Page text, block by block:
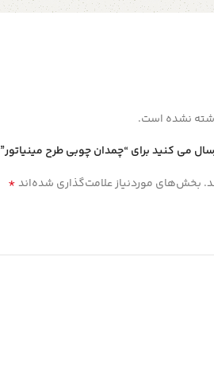
نشده است.
می کنید برای “چمدان چوبی طرح مینیاتور”
بخش‌های موردنیاز علامت‌گذاری شده‌اند*